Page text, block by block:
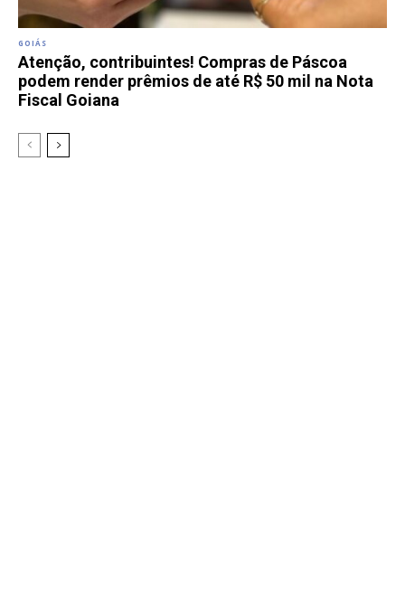
GOIÁS
Atenção, contribuintes! Compras de Páscoa
podem render prêmios de até R$ 50 mil na Nota
Fiscal Goiana